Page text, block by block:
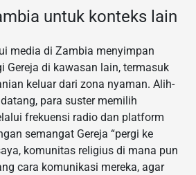
untuk konteks lain
media di Zambia menyimpan
Gereja di kawasan lain, termasuk
keluar dari zona nyaman. Alih-
para suster memilih
frekuensi radio dan platform
semangat Gereja “pergi ke
komunitas religius di mana pun
cara komunikasi mereka, agar